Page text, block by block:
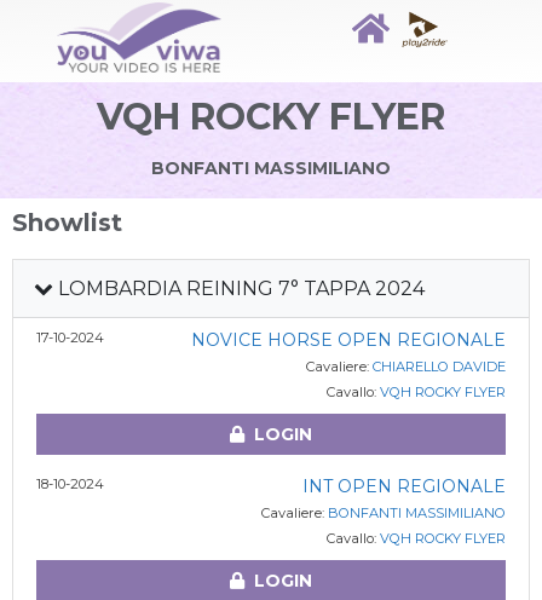
VQH ROCKY FLYER
BONFANTI MASSIMILIANO
Showlist
LOMBARDIA REINING 7° TAPPA 2024
17-10-2024 NOVICE HORSE OPEN REGIONALE
Cavaliere: CHIARELLO DAVIDE
Cavallo: VQH ROCKY FLYER
LOGIN
18-10-2024 INT OPEN REGIONALE
Cavaliere: BONFANTI MASSIMILIANO
Cavallo: VQH ROCKY FLYER
LOGIN